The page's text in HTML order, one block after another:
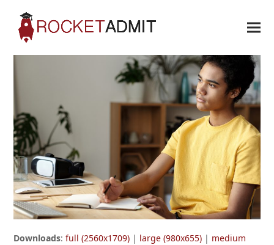
Downloads:full (2560x1709) | large (980x655) | medium